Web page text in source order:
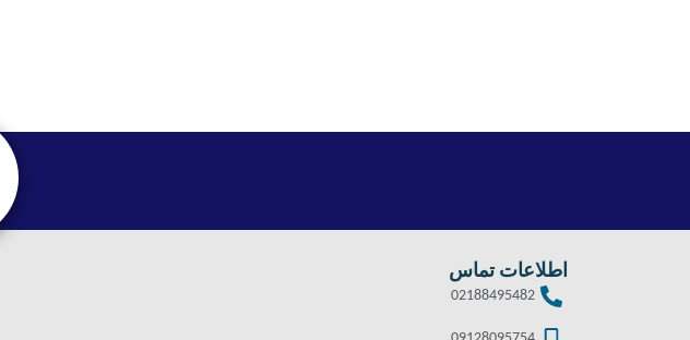
اطلاعات تماس
02188495482